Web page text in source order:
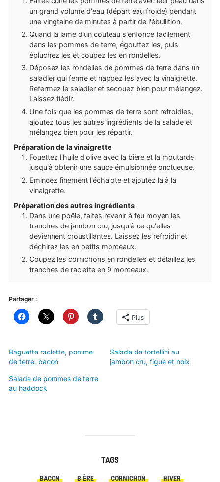
un grand volume d'eau (départ eau froide) pendant
une vingtaine de minutes à partir de l'ébullition.
Quand la lame d'un couteau s'enfonce facilement
dans les pommes de terre, égouttez les, puis
épluchez les et coupez les en rondelles.
Déposez les rondelles de pommes de terre dans un
saladier qui ferme et nappez les avec la vinaigrette.
Refermez le saladier et secouez bien pour mélangez.
Laissez tiédir.
Une fois que les pommes de terre sont refroidies,
ajoutez tous les autres ingrédients de la salade et
mélangez bien pour les répartir.
Préparation de la vinaigrette
Fouettez l'huile d'olive avec la bière et la moutarde
jusqu'à obtenir une sauce émulsionnée onctueuse.
Emincez finement l'échalote et ajoutez la à la
vinaigrette.
Préparation des autres ingrédients
Dans une poêle, faites revenir à feu moyen les
tranches de jambon cru, jusqu'à ce qu'elles
deviennent croustillantes. Laissez les refroidir et
déchirez les en petits morceaux.
Coupez les cornichons en rondelles et détaillez les
tranches de raclette en 9 morceaux.
Partager :
Plus
Baguette raclette, pomme
de terre, bacon
Salade de tortellini au
jambon cru, figue et noix
Salade de pommes de terre
au haddock
TAGS
BACON BIÈRE CORNICHON
HIVER